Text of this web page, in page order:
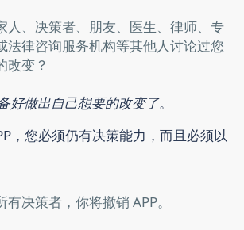
人、决策者、朋友、医生、律师、专
法律咨询服务机构等其他人讨论过您
改变？
好做出自己想要的改变了。
，您必须仍有决策能力，而且必须以
有决策者，你将撤销 APP。